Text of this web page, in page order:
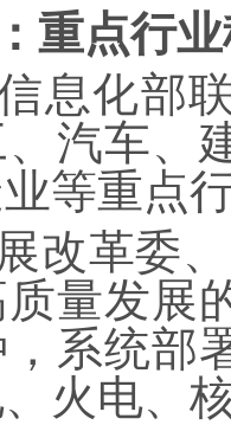
重点行
息化部
汽车、
等重点
改革委
质量发展
系统部
火电、